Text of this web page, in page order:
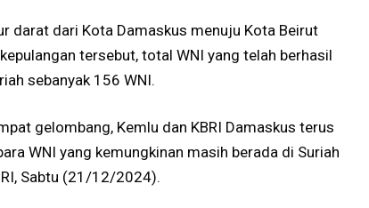
darat dari Kota Damaskus menuju Kota Beirut
tersebut, total WNI yang telah berhasil
sebanyak 156 WNI.
gelombang, Kemlu dan KBRI Damaskus terus
WNI yang kemungkinan masih berada di Suriah
Sabtu (21/12/2024).